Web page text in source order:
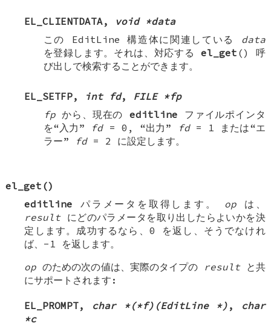
EL_CLIENTDATA, void *data
この EditLine 構造体に関連している data
を登録します。それは、対応するel_get () 呼
び出しで検索することができます。
EL_SETFP, int fd, FILE *fp
fpから、現在のeditline ファイルポインタ
を“入力”
fd= 0 , “出力” fd= 1 または“エ
ラー”
fd= 2 に設定します。
el_get ()
editline パラメータを取得します。 op は、
resultにどのパラメータを取り出したらよいかを決
定します。成功するなら、0 を返し、そうでなけれ
ば、-1 を返します。
op のための次の値は、実際のタイプの resultと共
にサポートされます:
EL_PROMPT, char *(*f)(EditLine *) ,
char
*c